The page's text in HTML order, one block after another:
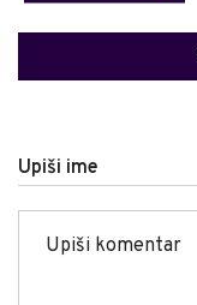
Upiši ime